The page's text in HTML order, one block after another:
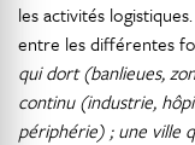
les activités
entre les différentes
qui dort (banlieues,
continu (industrie,
périphérie) ; une ville